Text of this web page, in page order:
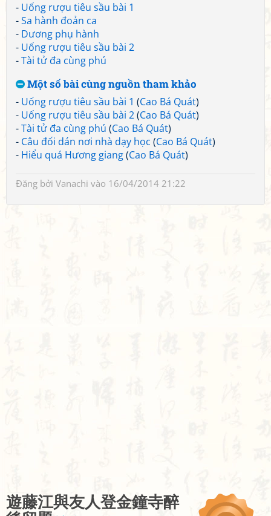
- Uống rượu tiêu sầu bài 1
-Sa hành đoản ca
- Dương phụ hành
- Uống rượu tiêu sầu bài 2
-Tài tử đa cùng phú
Một số bài cùng nguồn tham khảo
- Uống rượu tiêu sầu bài 1 (Cao Bá Quát)
- Uống rượu tiêu sầu bài 2(Cao Bá Quát)
-Tài tử đa cùng phú (Cao Bá Quát)
- Câu đối dán nơi nhà dạy học (Cao Bá Quát)
- Hiểu quá Hương giang(Cao Bá Quát)
Đăng bởi Vanachi vào 16/04/2014 21:22
遊藤江與友人登金鐘寺醉